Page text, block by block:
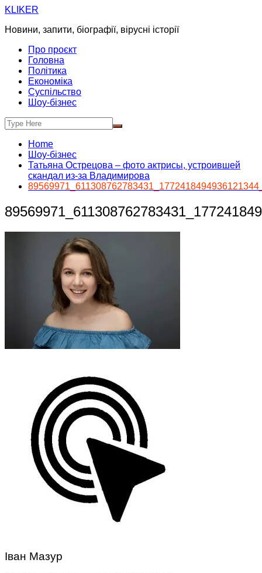
Skip
content
KLIKER
Новини, запити, біографії, вірусні історії
Про проєкт
Головна
Політика
Економіка
Суспільство
Шоу-бізнес
Home
Шоу-бізнес
Татьяна Острецова – фото актрисы, устроившей
скандал из-за Владимирова
Іван Мазур